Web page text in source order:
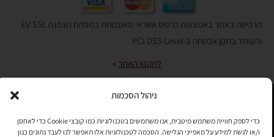
ניהול הסכמות
כדי לספק חוויית משתמש מיטבית, אנו משתמשים בטכנולוגיות כמו קובצי Cookie כדי לאחסן
ו/או לגשת למידע על מאפייני הגלישה. הסכמה לטכנולוגיות אלו תאפשר לנו לעבד נתונים כגון
הרכישה באתר באמצעות כרטיס אשראי מאובטחת במפתח הצפנה EV SSL
והעומד בתקן אבטחה PCI DSS Level-1
לתקנון האתר»
תהיו בקשר